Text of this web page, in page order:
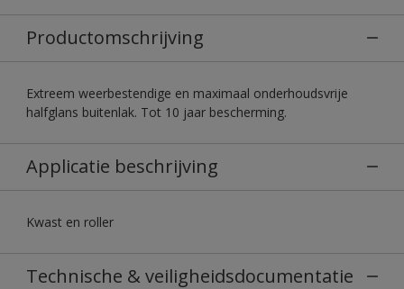
Productomschrijving
Extreem weerbestendige en maximaal onderhoudsvrije
halfglans buitenlak. Tot 10 jaar bescherming.
Applicatie beschrijving
Kwast en roller
Technische & veiligheidsdocumentatie